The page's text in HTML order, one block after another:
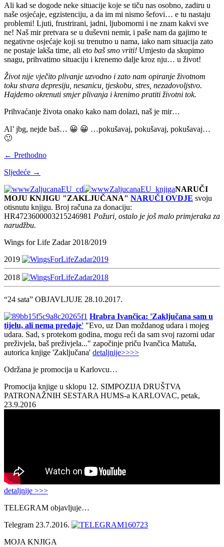
Ali kad se dogode neke situacije koje se tiču nas osobno, zadiru u
naše osjećaje, egzistenciju, a da im mi nismo šefovi… e tu nastaju
problemi! Ljuti, frustrirani, jadni, ljubomorni i ne znam kakvi sve
ne! Naš mir pretvara se u duševni nemir, i paše nam da gajimo te
negativne osjećaje koji su trenutno u nama, iako nam situacija zato
ne postaje lakša time, ali eto baš smo vriti! Umjesto da skupimo
snagu, prihvatimo situaciju i krenemo dalje kroz nju… u život!
Život nije vječito plivanje uzvodno i zato nam opiranje životnom
toku stvara depresiju, nesanicu, tjeskobu, stres, nezadovoljstvo.
Hajdemo okrenuti smjer plivanja i krenimo pratiti životni tok.
Prihvaćanje života onako kako nam dolazi, naš je mir…
Al’ jbg, nejde baš… 😀 😀 …pokušavaj, pokušavaj, pokušavaj…
🙂
← Prethodno
Sljedeće →
NARUČI
MOJU KNJIGU "ZAKLJUČANA" NARUČI OVDJE svoju
otisnutu knjigu. Broj računa za donaciju:
HR4723600003215246981 Požuri, ostalo je još malo primjeraka za
narudžbu.
Wings for Life Zadar 2018/2019
2019
2018
“24 sata” OBJAVLJUJE 28.10.2017.
Hrabra Ivančica: 'Zaključana sam u
tijelu, ali nema predaje' "Evo, uz Dan moždanog udara i mojeg
udara. Sad, s protekom godina, mogu reći da sam svoj razorni udar
preživjela, baš preživjela..." započinje priču Ivančica Matuša,
autorica knjige 'Zaključana' detaljnije>>>>
Održana je promocija u Karlovcu…
Promocija knjige u sklopu 12. SIMPOZIJA DRUŠTVA
PATRONAŽNIH SESTARA HUMS-a KARLOVAC, petak,
23.9.2016
detaljnije >>>
TELEGRAM objavljuje…
Telegram 23.7.2016.
MOJA KNJIGA